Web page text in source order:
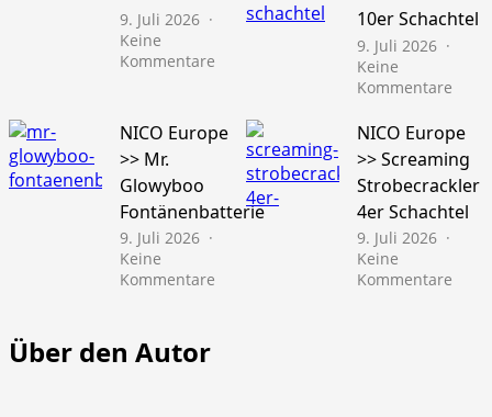
9. Juli 2026
Keine
Kommentare
Gold
Schatz
10er Schachtel
9. Juli 2026
Keine
Kommentare
10er
NICO Europe
>> Mr.
Glowyboo
Fontänenbatterie
9. Juli 2026
Keine
Kommentare
NICO Europe
>> Screaming
Strobecrackler
4er Schachtel
9. Juli 2026
Keine
Kommentare
Über den Autor